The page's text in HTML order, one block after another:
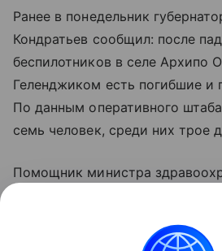
Ранее в понедельник
Кондратьев сообщил: после
беспилотников в селе Архипо
Геленджиком есть погибшие и
По данным оперативного
семь человек, среди них трое
Помощник министра
оказали амбулаторно.